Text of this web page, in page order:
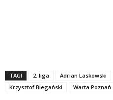
TAGI 2. liga Adrian Laskowski
Krzysztof Biegański
Warta Poznań